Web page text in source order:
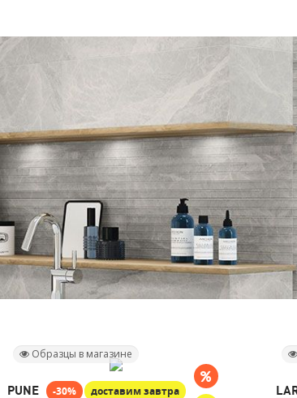
российской
Образцы в магазине
PUNE -30%
доставим завтра